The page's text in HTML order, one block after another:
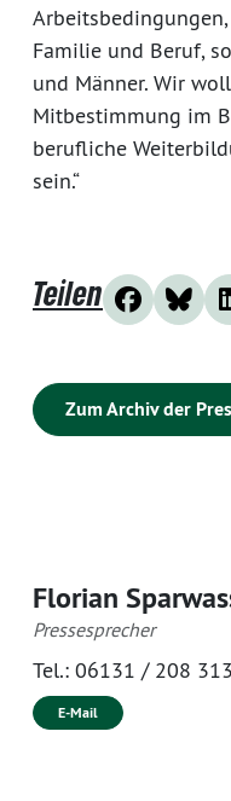
Familie und Beruf,
und Männer. Wir
Mitbestimmung im
berufliche
sein.“
Teilen
Zum Archiv der
Florian
Pressesprecher
Tel.: 06131 / 208
E-Mail